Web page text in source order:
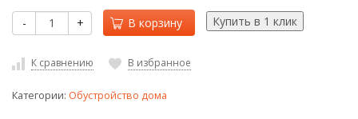
- + В корзину
К сравнению В избранное
Категории: Обустройство дома